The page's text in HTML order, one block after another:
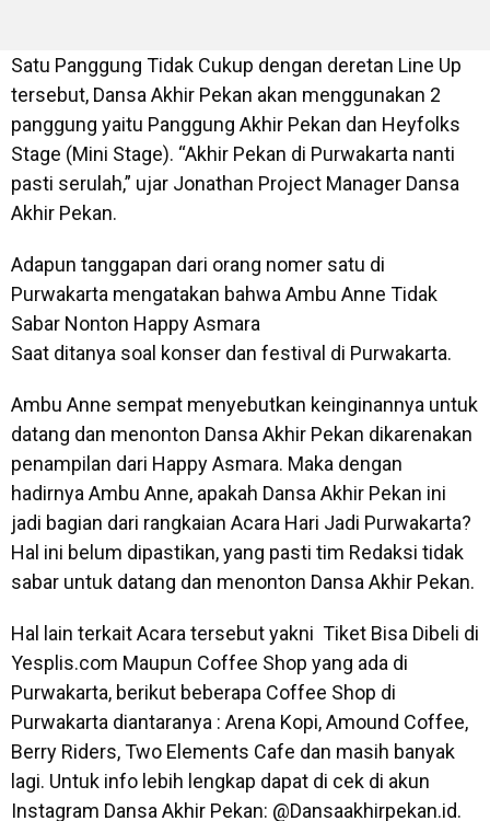
Satu Panggung Tidak Cukup dengan deretan Line Up
tersebut, Dansa Akhir Pekan akan menggunakan 2
panggung yaitu Panggung Akhir Pekan dan Heyfolks
Stage (Mini Stage). “Akhir Pekan di Purwakarta nanti
pasti serulah,” ujar Jonathan Project Manager Dansa
Akhir Pekan.
Adapun tanggapan dari orang nomer satu di
Purwakarta mengatakan bahwa Ambu Anne Tidak
Sabar Nonton Happy Asmara
Saat ditanya soal konser dan festival di Purwakarta.
Ambu Anne sempat menyebutkan keinginannya untuk
datang dan menonton Dansa Akhir Pekan dikarenakan
penampilan dari Happy Asmara. Maka dengan
hadirnya Ambu Anne, apakah Dansa Akhir Pekan ini
jadi bagian dari rangkaian Acara Hari Jadi Purwakarta?
Hal ini belum dipastikan, yang pasti tim Redaksi tidak
sabar untuk datang dan menonton Dansa Akhir Pekan.
Hal lain terkait Acara tersebut yakni Tiket Bisa Dibeli di
Yesplis.com Maupun Coffee Shop yang ada di
Purwakarta, berikut beberapa Coffee Shop di
Purwakarta diantaranya : Arena Kopi, Amound Coffee,
Berry Riders, Two Elements Cafe dan masih banyak
lagi. Untuk info lebih lengkap dapat di cek di akun
Instagram Dansa Akhir Pekan: @Dansaakhirpekan.id.